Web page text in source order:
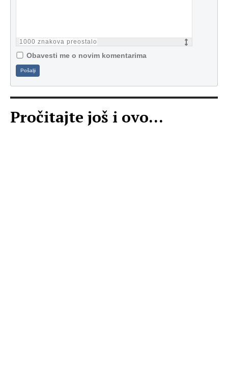
1000 znakova preostalo
Obavesti me o novim komentarima
Pošalji
Pročitajte još i ovo...